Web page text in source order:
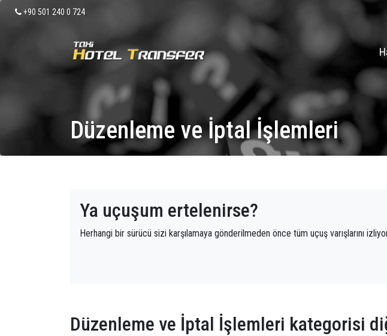
+90 501 240 0 724
Düzenleme ve İptal İşlemleri
Ya uçuşum ertelenirse?
Herhangi bir sürücü sizi karşılamaya gönderilmeden önce tüm uçuş varışlarını
Düzenleme ve İptal İşlemleri kategorisi